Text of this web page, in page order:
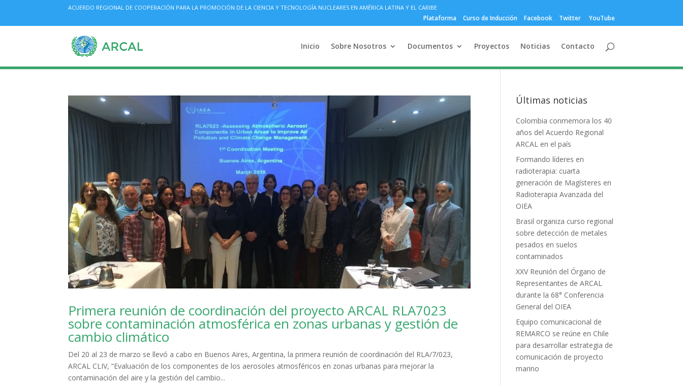
ACUERDO REGIONAL DE COOPERACIÓN PARA LA PROMOCIÓN DE LA CIENCIA Y TECNOLOGÍA NUCLEARES EN AMÉRICA LATINA Y EL CARIBE
Plataforma Curso de Inducción Facebook Twitter YouTube
Inicio Sobre Nosotros Documentos Proyectos Noticias Contacto
Primera reunión de coordinación del proyecto ARCAL RLA7023
sobre contaminación atmosférica en zonas urbanas y gestión de
cambio climático
Del 20 al 23 de marzo se llevó a cabo en Buenos Aires, Argentina, la primera reunión de coordinación del RLA/7/023,
ARCAL CLIV, “Evaluación de los componentes de los aerosoles atmosféricos en zonas urbanas para mejorar la
contaminación del aire y la gestión del cambio...
Últimas noticias
Colombia conmemora los 40
años del Acuerdo Regional
ARCAL en el país
Formando líderes en
radioterapia: cuarta
generación de Magísteres en
Radioterapia Avanzada del
OIEA
Brasil organiza curso regional
sobre detección de metales
pesados en suelos
contaminados
XXV Reunión del Órgano de
Representantes de ARCAL
durante la 68° Conferencia
General del OIEA
Equipo comunicacional de
REMARCO se reúne en Chile
para desarrollar estrategia de
comunicación de proyecto
marino